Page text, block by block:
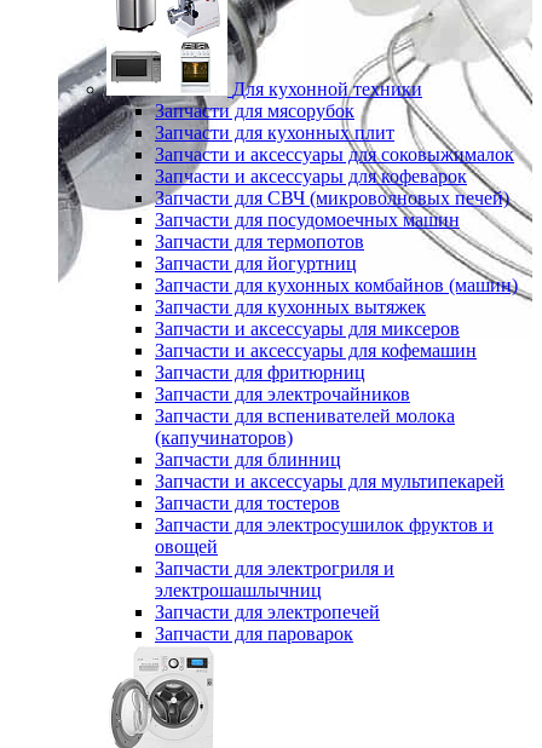
Для кухонной техники
Запчасти для мясорубок
Запчасти для кухонных плит
Запчасти и аксессуары для соковыжималок
Запчасти и аксессуары для кофеварок
Запчасти для СВЧ (микроволновых печей)
Запчасти для посудомоечных машин
Запчасти для термопотов
Запчасти для йогуртниц
Запчасти для кухонных комбайнов (машин)
Запчасти для кухонных вытяжек
Запчасти и аксессуары для миксеров
Запчасти и аксессуары для кофемашин
Запчасти для фритюрниц
Запчасти для электрочайников
Запчасти для вспенивателей молока
(капучинаторов)
Запчасти для блинниц
Запчасти и аксессуары для мультипекарей
Запчасти для тостеров
Запчасти для электросушилок фруктов и
овощей
Запчасти для электрогриля и
электрошашлычниц
Запчасти для электропечей
Запчасти для пароварок